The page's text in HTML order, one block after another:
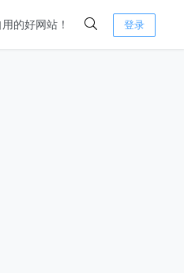
用的好网站！ 登录